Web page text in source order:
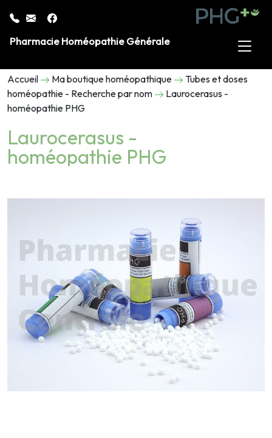
Pharmacie Homéopathie Générale
Accueil Ma boutique homéopathique
Tubes et doses
homéopathie - Recherche par nom
Laurocerasus -
homéopathie PHG
Laurocerasus -
homéopathie PHG